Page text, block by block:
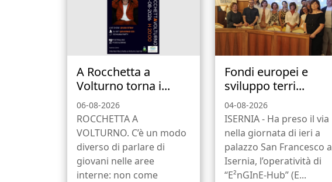
A Rocchetta a
Volturno torna i...
06-08-2026
ROCCHETTA A
VOLTURNO. C’è un modo
diverso di parlare di
giovani nelle aree
interne: non come
Fondi europei e
sviluppo terri...
04-08-2026
ISERNIA - Ha preso il via
nella giornata di ieri a
palazzo San Francesco a
Isernia, l’operatività di
“E²nGInE-Hub” (E...